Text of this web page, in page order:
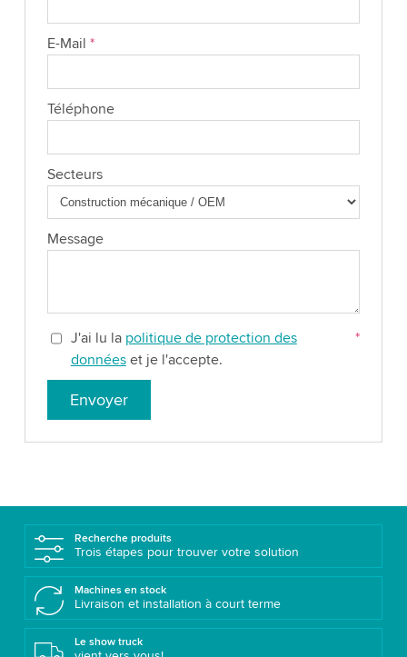
E-Mail *
Téléphone
Secteurs
Message
J'ai lu la politique de protection des
donnéeset je l'accepte.
*
Envoyer
Recherche produits
Trois étapes pour trouver votre solution
Machines en stock
Livraison et installation à court terme
Le show truck